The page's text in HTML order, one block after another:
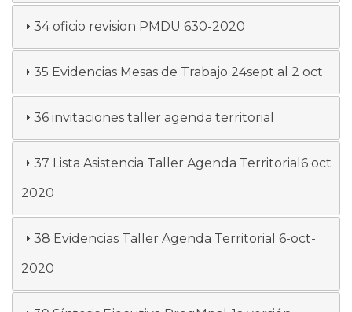
34 oficio revision PMDU 630-2020
35 Evidencias Mesas de Trabajo 24sept al 2 oct
36 invitaciones taller agenda territorial
37 Lista Asistencia Taller Agenda Territorial6 oct
2020
38 Evidencias Taller Agenda Territorial 6-oct-
2020